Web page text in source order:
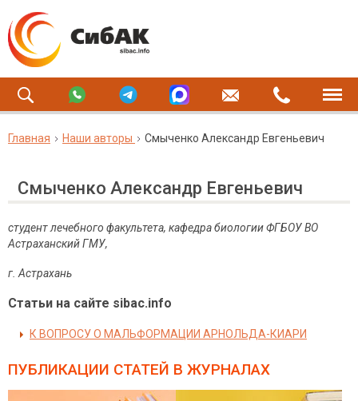
Главная Наши авторы Смыченко Александр Евгеньевич
Смыченко Александр Евгеньевич
студент лечебного факультета, кафедра биологии ФГБОУ ВО
Астраханский ГМУ,
г. Астрахань
Статьи на сайте sibac.info
К ВОПРОСУ О МАЛЬФОРМАЦИИ АРНОЛЬДА-КИАРИ
ПУБЛИКАЦИИ СТАТЕЙ В ЖУРНАЛАХ